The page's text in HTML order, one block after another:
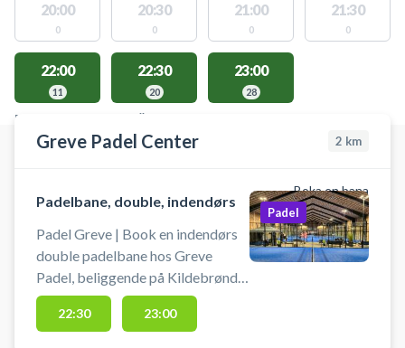
20:00
0
20:30
0
21:00
0
21:30
0
22:00
11
22:30
20
23:00
28
PLATSER MED TILLGÄNGLIGA AKTIVITETER
Greve Padel Center 2 km
Boka en bana
Padelbane, double, indendørs
Padel Greve | Book en indendørs
double padelbane hos Greve
Padel, beliggende på Kildebrønde
Landevej 41, 2670 Greve Strand.
Greve Padelcenter tilbyder gratis
Padel
22:30 23:00